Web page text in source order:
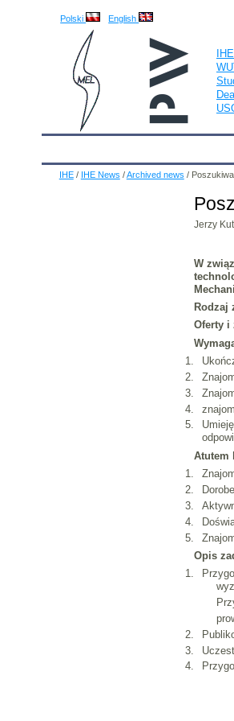
Polski English
IHE / IHE News /Archived news /
Jerzy
W
Rodzaj
Oferty i
Atutem
Opis